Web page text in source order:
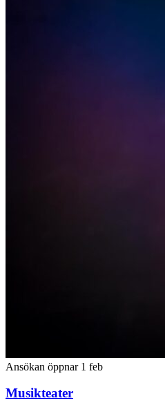
Ansökan öppnar 1 feb
Musikteater